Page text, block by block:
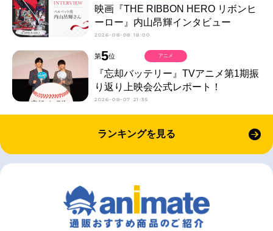
映画『THE RIBBON HERO リボンヒ
ーロー』内山昂輝インタビュー
2026-08-08 18:00
第5位
『忘却バッテリー』TVアニメ第1期振
り返り上映会公式レポート！
2026-08-07 21:35
アニメ
ランキングを見る